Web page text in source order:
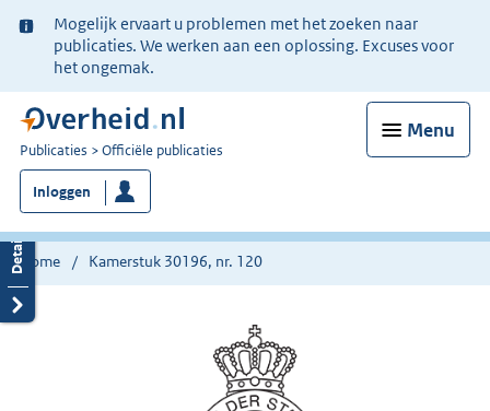
Ter
informatie:
Mogelijk ervaart u problemen met het zoeken naar
publicaties. We werken aan een oplossing. Excuses voor
het ongemak.
Menu
U
bent
nu
hier:
Publicaties Officiële publicaties
Inloggen
Home Kamerstuk 30196, nr. 120